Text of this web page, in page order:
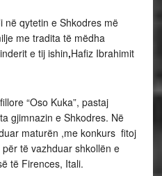
në qytetin e Shkodres më
me tradita të mëdha
e tij ishin,Hafiz Ibrahimit
“Oso Kuka”, pastaj
gjimnazin e Shkodres. Në
maturën ,me konkurs fitoj
të vazhduar shkollën e
të Firences, Itali.